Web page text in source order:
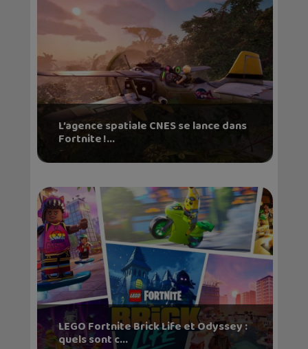
L’agence spatiale CNES se lance dans
Fortnite !...
LEGO Fortnite Brick Life et Odyssey :
quels sont c...